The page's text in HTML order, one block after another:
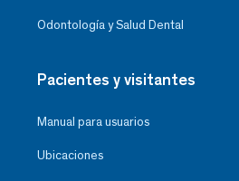
Odontología y Salud Dental
Pacientes y visitantes
Manual para usuarios
Ubicaciones